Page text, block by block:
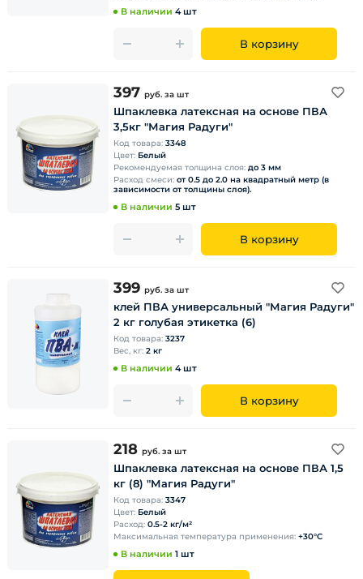
В наличии 4 шт
В корзину
397 руб. за шт
Шпаклевка латексная на основе ПВА
3,5кг "Магия Радуги"
Код товара: 3348
Цвет: Белый
Рекомендуемая толщина слоя: до 3 мм
Расход смеси: от 0.5 до 2.0 на квадратный метр (в
зависимости от толщины слоя).
В наличии 5 шт
В корзину
399 руб. за шт
клей ПВА универсальный "Магия Радуги"
2 кг голубая этикетка (6)
Код товара: 3237
Вес, кг: 2 кг
В наличии 4 шт
В корзину
218 руб. за шт
Шпаклевка латексная на основе ПВА 1,5
кг (8) "Магия Радуги"
Код товара: 3347
Цвет: Белый
Расход: 0.5-2 кг/м²
Максимальная температура применения: +30°С
В наличии 1 шт